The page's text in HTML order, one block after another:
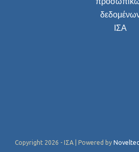
ΙΣΑ
Copyright 2026 - ΙΣΑ | Powered by